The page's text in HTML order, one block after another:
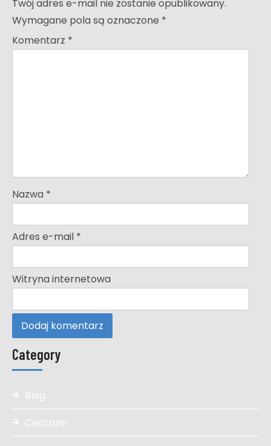
Twój adres e-mail nie zostanie opublikowany.
Wymagane pola są oznaczone *
Komentarz *
Nazwa *
Adres e-mail *
Witryna internetowa
Category
Blog
Centrum